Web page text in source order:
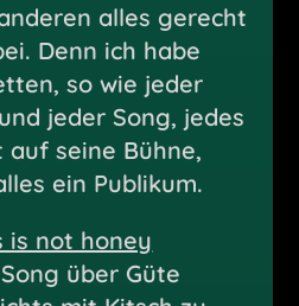
alles gerecht
Denn ich habe
so wie jeder
jeder Song, jedes
seine Bühne,
ein Publikum.
is not honey
über Güte